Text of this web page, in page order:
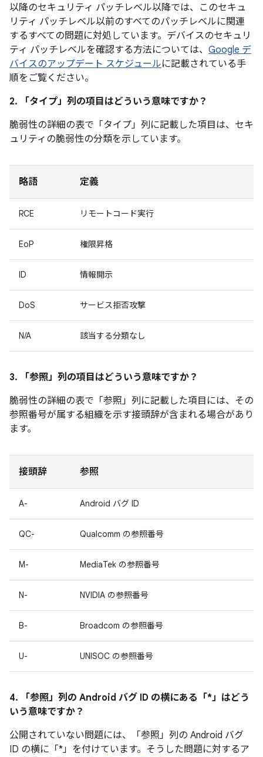
以降のセキュリティ パッチレベル以降では、このセキュ
リティ パッチレベル以前のすべてのパッチレベルに関連
するすべての問題に対処しています。デバイスのセキュリ
ティ パッチレベルを確認する方法については、 Google デ
バイスのアップデート スケジュールに記載されている手
順をご覧ください。
2. 「タイプ」 列の項目はどういう意味ですか？
脆弱性の詳細の表で「タイプ」 列に記載した項目は、セキ
ュリティの脆弱性の分類を示しています。
略語 定義
RCE リモートコード実行
EoP 権限昇格
ID 情報開示
DoS サービス拒否攻撃
N/A 該当する分類なし
3. 「参照」 列の項目はどういう意味ですか？
脆弱性の詳細の表で「参照」 列に記載した項目には、その
参照番号が属する組織を示す接頭辞が含まれる場合があり
ます。
接頭辞 参照
A- Android バグ ID
QC- Qualcomm の参照番号
M- MediaTek の参照番号
N- NVIDIA の参照番号
B- Broadcom の参照番号
U- UNISOC の参照番号
4. 「参照」 列の Android バグ ID の横にある「*」はどう
いう意味ですか？
公開されていない問題には、「参照」列の Android バグ
ID の横に「*」を付けています。そうした問題に対するア